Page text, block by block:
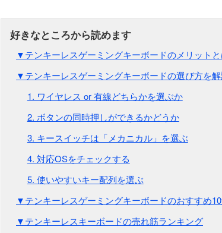
▼テンキーレスゲーミングキーボードのメリット
▼テンキーレスゲーミングキーボードの選び方を解
1. ワイヤレス or 有線どちらかを選ぶか
2. ボタンの同時押しができるかどうか
3. キースイッチは「メカニカル」を選ぶ
4. 対応OSをチェックする
5. 使いやすいキー配列を選ぶ
▼テンキーレスゲーミングキーボードのおすすめ
▼テンキーレスキーボードの売れ筋ランキング